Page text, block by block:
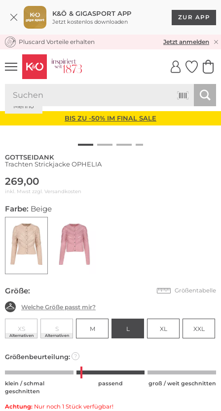
K&Ö & GIGASPORT APP
Jetzt kostenlos downloaden
ZUR APP
KOSTENLOSER VERSAND* & RÜCKVERSAND
Pluscard Vorteile erhalten Jetzt anmelden
UNSERE APP
CLICK &
BIS ZU -50% IM FINAL SALE
Merino
GOTTSEIDANK
Trachten Strickjacke OPHELIA
269,00
inkl. Mwst zzgl. Versandkosten
Farbe: Beige
Größe: Größentabelle
Welche Größe passt mir?
XS
Alternativen
S
Alternativen
M L XL XXL
Größenbeurteilung: ?
klein / schmal
geschnitten
passend groß / weit geschnitten
Achtung: Nur noch 1 Stück verfügbar!